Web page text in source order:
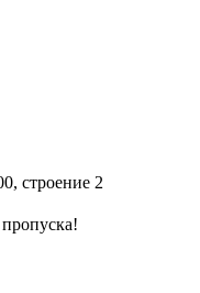
строение 2